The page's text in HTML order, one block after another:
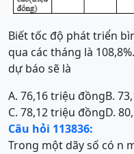
Biết tốc độ phát triển
qua các tháng là
dự báo sẽ là
A. 76,16 triệu đồngB.
C. 78,12 triệu đồngD.
Câu hỏi 113836:
Trong một dãy số có n